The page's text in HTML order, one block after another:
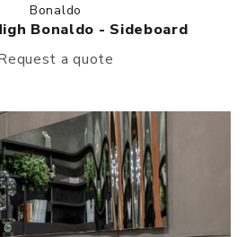
Bonaldo
Bonaldo - Sideboard
a quote